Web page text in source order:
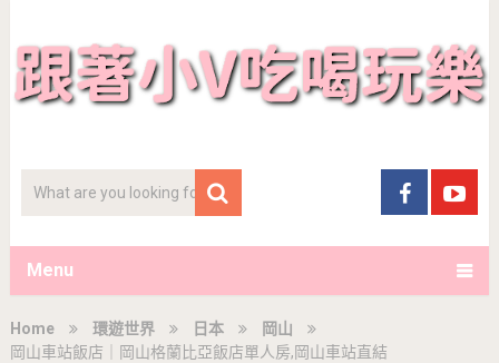
Menu
Home 環遊世界 日本
岡山
岡山車站飯店｜岡山格蘭比亞飯店單人房,岡山車站直結